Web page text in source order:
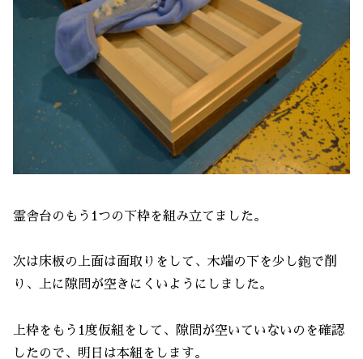
霊舎台のもう1つの下枠を組み立てました。
次は床板の上面は面取りをして、木端の下を少し鉋で削
り、上に隙間が空きにくいようにしました。
上枠をもう1度仮組をして、隙間が空いていないのを確認
したので、明日は本組をします。